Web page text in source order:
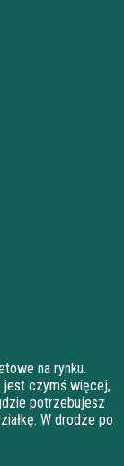
na rynku.
jest czymś więcej,
potrzebujesz
W drodze po